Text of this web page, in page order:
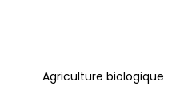
Agriculture biologique